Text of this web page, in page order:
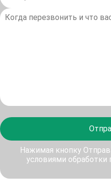
Нажимая кнопку
условиями обработки